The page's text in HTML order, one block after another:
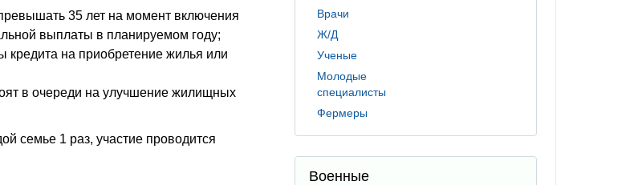
35 лет на момент включения
выплаты в планируемом году;
кредита на приобретение жилья или
в очереди на улучшение жилищных
семье 1 раз, участие проводится
Врачи
Ж/Д
Ученые
Молодые
специалисты
Фермеры
Военные